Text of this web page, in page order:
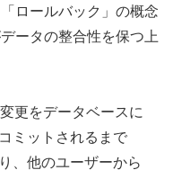
ロールバック」の概念
ータの整合性を保つ上
更をデータベースに
ミットされるまで
、他のユーザーから